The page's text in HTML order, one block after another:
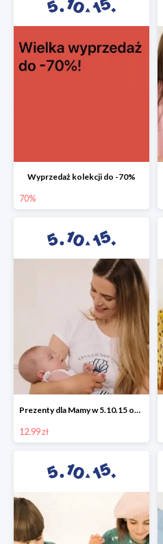
Wyprzedaż kolekcji do -70%
70%
Prezenty dla Mamy w 5.10.15 od 12,99 zł
12.99 zł